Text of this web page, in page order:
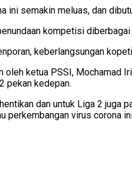
ini semakin meluas, dan
kompetisi
keberlangsungan
oleh ketua PSSI, Mochamad
pekan kedepan.
dan untuk Liga 2 juga
perkembangan virus corona